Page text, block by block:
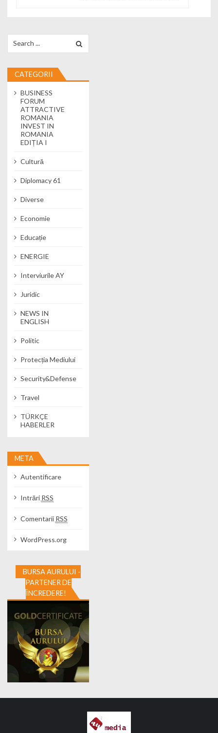
CATEGORII
BUSINESS
FORUM
ATTRACTIVE
ROMANIA
INVEST IN
ROMANIA
EDIȚIA I
Cultură
Diplomacy 61
Diverse
Economie
Educație
ENERGIE
Interviurile AY
Juridic
NEWS IN
ENGLISH
Politic
Protecția Mediului
Security&Defense
Travel
TÜRKÇE
HABERLER
META
Autentificare
Intrări RSS
Comentarii RSS
WordPress.org
BURSA AURULUI -
PARTENER DE
ÎNCREDERE!